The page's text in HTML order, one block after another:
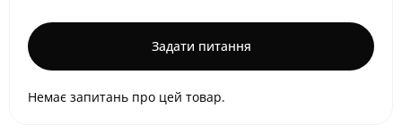
Задати питання
Немає запитань про цей товар.